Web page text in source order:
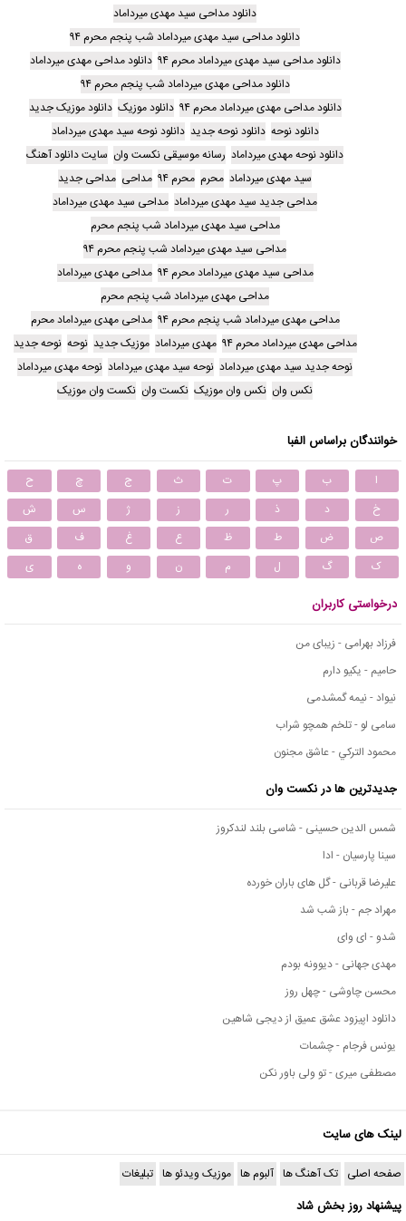
دانلود مداحی سید مهدی میرداماد
دانلود مداحی سید مهدی میرداماد شب پنجم محرم ۹۴
دانلود مداحی سید مهدی میرداماد محرم ۹۴
دانلود مداحی مهدی میرداماد
دانلود مداحی مهدی میرداماد شب پنجم محرم ۹۴
دانلود مداحی مهدی میرداماد محرم ۹۴
دانلود موزیک دانلود موزیک جدید
دانلود نوحه دانلود نوحه جدید دانلود نوحه سید مهدی میرداماد
دانلود نوحه مهدی میرداماد رسانه موسیقی نکست وان سایت دانلود آهنگ
سید مهدی میرداماد محرم محرم ۹۴ مداحی مداحی جدید
مداحی جدید سید مهدی میرداماد مداحی سید مهدی میرداماد
مداحی سید مهدی میرداماد شب پنجم محرم
مداحی سید مهدی میرداماد شب پنجم محرم ۹۴
مداحی سید مهدی میرداماد محرم ۹۴
مداحی مهدی میرداماد
مداحی مهدی میرداماد شب پنجم محرم
مداحی مهدی میرداماد شب پنجم محرم ۹۴
مداحی مهدی میرداماد محرم
مداحی مهدی میرداماد محرم ۹۴
مهدی میرداماد موزیک جدید نوحه نوحه جدید
نوحه جدید سید مهدی میرداماد نوحه سید مهدی میرداماد نوحه مهدی میرداماد
نکس وان نکس وان موزیک نکست وان نکست وان موزیک
خوانندگان براساس الفبا
ا ب پ ت ث ج چ
ح
خ
د ذ ر ز ژ س
ش
ص
ض ط ظ ع غ ف
ق
ک
گ ل م ن و ه ی
درخواستی کاربران
فرزاد بهرامی - زیبای من
حامیم - یکیو دارم
نیواد - نیمه گمشدمی
سامی لو - تلخم همچو شراب
محمود التركي - عاشق مجنون
جدیدترین ها در نکست وان
شمس الدین حسینی - شاسی بلند لندکروز
سینا پارسیان - ادا
علیرضا قربانی - گل های باران خورده
مهراد جم - باز شب شد
شدو - ای وای
مهدی جهانی - دیوونه بودم
محسن چاوشی - چهل روز
دانلود اپیزود عشق عمیق از دیجی شاهین
یونس فرجام - چشمات
مصطفی میری - تو ولی باور نکن
لینک های سایت
صفحه اصلی تک آهنگ ها آلبوم ها موزیک ویدئو ها تبلیغات
پیشنهاد روز بخش شاد